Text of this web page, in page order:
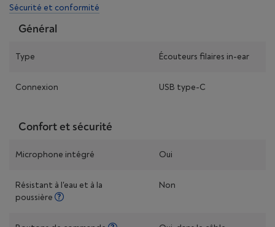
Sécurité et conformité
Général
Type Écouteurs filaires in-ear
Connexion USB type-C
Confort et sécurité
Microphone intégré Oui
Résistant à l'eau et à la
poussière
Non